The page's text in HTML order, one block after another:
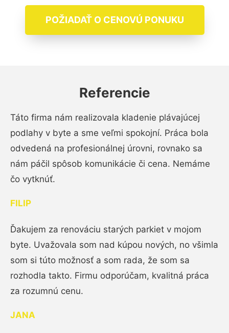
POŽIADAŤ O CENOVÚ PONUKU
Referencie
Táto firma nám realizovala kladenie plávajúcej
podlahy v byte a sme veľmi spokojní. Práca bola
odvedená na profesionálnej úrovni, rovnako sa
nám páčil spôsob komunikácie či cena. Nemáme
čo vytknúť.
FILIP
Ďakujem za renováciu starých parkiet v mojom
byte. Uvažovala som nad kúpou nových, no všimla
som si túto možnosť a som rada, že som sa
rozhodla takto. Firmu odporúčam, kvalitná práca
za rozumnú cenu.
JANA